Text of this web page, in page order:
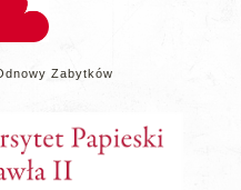
Zabytków